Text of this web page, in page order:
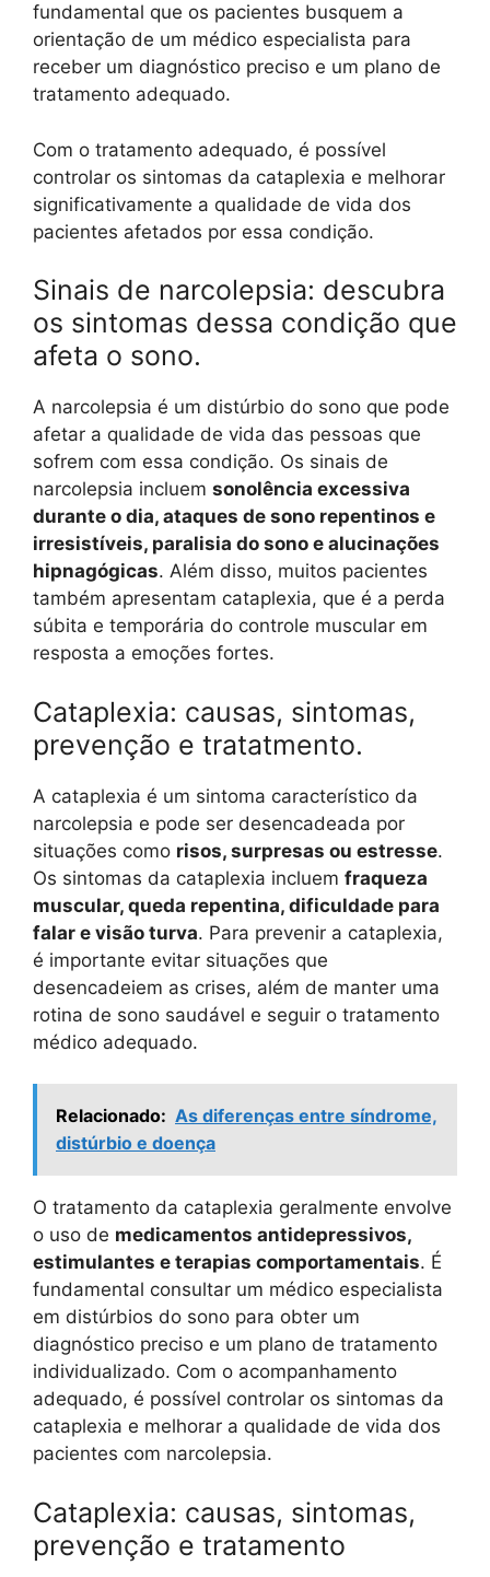
fundamental que os pacientes busquem a
orientação de um médico especialista para
receber um diagnóstico preciso e um plano de
tratamento adequado.
Com o tratamento adequado, é possível
controlar os sintomas da cataplexia e melhorar
significativamente a qualidade de vida dos
pacientes afetados por essa condição.
Sinais de narcolepsia: descubra
os sintomas dessa condição que
afeta o sono.
A narcolepsia é um distúrbio do sono que pode
afetar a qualidade de vida das pessoas que
sofrem com essa condição. Os sinais de
narcolepsia incluem sonolência excessiva
durante o dia, ataques de sono repentinos e
irresistíveis, paralisia do sono e alucinações
hipnagógicas. Além disso, muitos pacientes
também apresentam cataplexia, que é a perda
súbita e temporária do controle muscular em
resposta a emoções fortes.
Cataplexia: causas, sintomas,
prevenção e tratatmento.
A cataplexia é um sintoma característico da
narcolepsia e pode ser desencadeada por
situações como risos, surpresas ou estresse.
Os sintomas da cataplexia incluem fraqueza
muscular, queda repentina, dificuldade para
falar e visão turva. Para prevenir a cataplexia,
é importante evitar situações que
desencadeiem as crises, além de manter uma
rotina de sono saudável e seguir o tratamento
médico adequado.
Relacionado: As diferenças entre síndrome,
distúrbio e doença
O tratamento da cataplexia geralmente envolve
o uso de medicamentos antidepressivos,
estimulantes e terapias comportamentais. É
fundamental consultar um médico especialista
em distúrbios do sono para obter um
diagnóstico preciso e um plano de tratamento
individualizado. Com o acompanhamento
adequado, é possível controlar os sintomas da
cataplexia e melhorar a qualidade de vida dos
pacientes com narcolepsia.
Cataplexia: causas, sintomas,
prevenção e tratamento